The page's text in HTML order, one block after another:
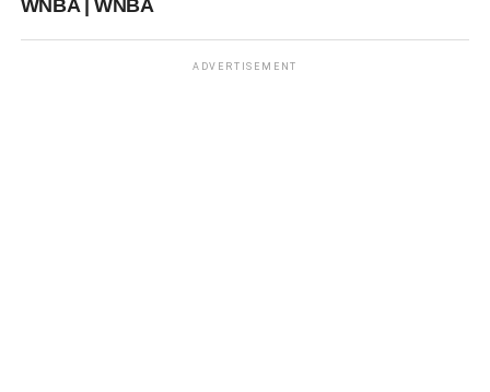
WNBA | WNBA
ADVERTISEMENT